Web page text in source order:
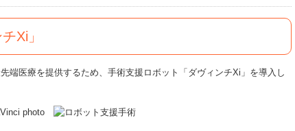
Xi」
端医療を提供するため、手術支援ロボット「ダヴィンチXi」を導入し